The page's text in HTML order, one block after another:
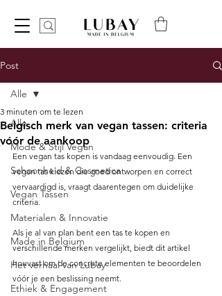
Post
Alle
Mode & Stijl Vegan
Schoonheid & Cosmetica
Vegan Tassen
Materialen & Innovatie
Made in Belgium
Het verhaal van Lubay
Ethiek & Engagement
Alle
Belgisch merk van vegan tassen: criteria
vóór de aankoop
3 minuten om te lezen
Een vegan tas kopen is vandaag eenvoudig. Een
vegan tas kiezen die goed ontworpen en correct
vervaardigd is, vraagt daarentegen om duidelijke
criteria.
Als je al van plan bent een tas te kopen en
verschillende merken vergelijkt, biedt dit artikel
houvast om de concrete elementen te beoordelen
vóór je een beslissing neemt.